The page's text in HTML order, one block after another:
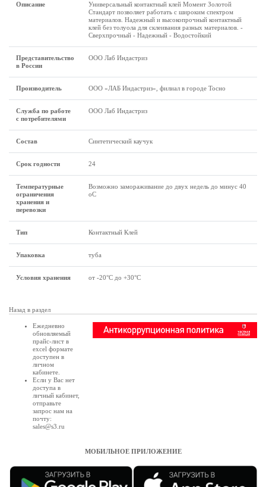
Описание
Универсальный контактный клей Момент Золотой
Стандарт позволяет работать с широким спектром
материалов. Надежный и высокопрочный контактный
клей без толуола для склеивания разных материалов. -
Сверхпрочный - Надежный - Водостойкий
Представительство
в России
ООО Лаб Индастриз
Производитель ООО «ЛАБ Индастриз», филиал в городе Тосно
Служба по работе
с потребителями
ООО Лаб Индастриз
Состав Синтетический каучук
Срок годности 24
Температурные
ограничения
хранения и
перевозки
Возможно замораживание до двух недель до минус 40
оС
Тип Контактный Клей
Упаковка туба
Условия хранения от -20°C до +30°C
Назад в раздел
Ежедневно
обновляемый
прайс-лист в
excel формате
доступен в
личном
кабинете
Если у Вас нет
доступа в
личный кабинет,
отправьте
запрос нам на
почту:
sales@s3.ru
МОБИЛЬНОЕ ПРИЛОЖЕНИЕ